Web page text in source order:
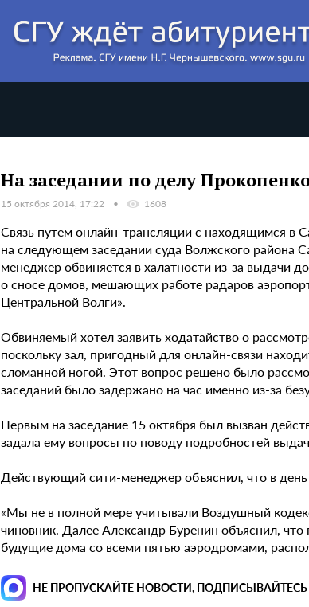
На заседании по делу
15 октября 2014, 17:22 1608
Связь путем онлайн-трансляции с находящимся в
на следующем заседании суда Волжского района
менеджер обвиняется в халатности из-за выдачи
о сносе домов, мешающих работе радаров
Центральной Волги».
Обвиняемый хотел заявить ходатайство о
поскольку зал, пригодный для онлайн-связи
сломанной ногой. Этот вопрос решено было
заседаний было задержано на час именно из-за
Первым на заседание 15 октября был вызван
задала ему вопросы по поводу подробностей
Действующий сити-менеджер объяснил, что в
«Мы не в полной мере учитывали Воздушный
чиновник. Далее Александр Буренин объяснил,
будущие дома со всеми пятью аэродромами,
НЕ ПРОПУСКАЙТЕ НОВОСТИ,